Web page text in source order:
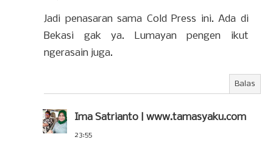
Jadi penasaran sama Cold Press ini. Ada di
Bekasi gak ya. Lumayan pengen ikut
ngerasain juga.
Balas
Ima Satrianto | www.tamasyaku.com
23:55